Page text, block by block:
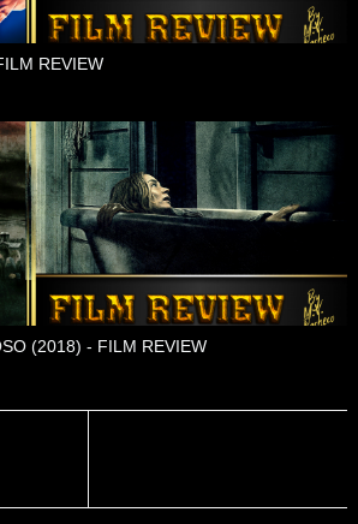
REVIEW
(2018) - FILM REVIEW